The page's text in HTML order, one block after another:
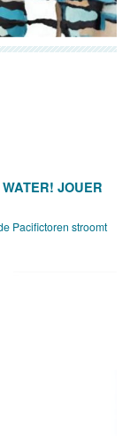
JOUER
Pacifictoren stroomt